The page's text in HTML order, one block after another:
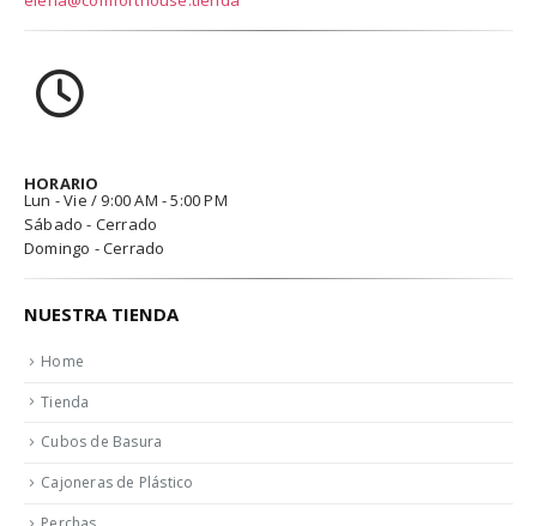
HORARIO
Lun - Vie / 9:00 AM - 5:00 PM
Sábado - Cerrado
Domingo - Cerrado
NUESTRA TIENDA
Home
Tienda
Cubos de Basura
Cajoneras de Plástico